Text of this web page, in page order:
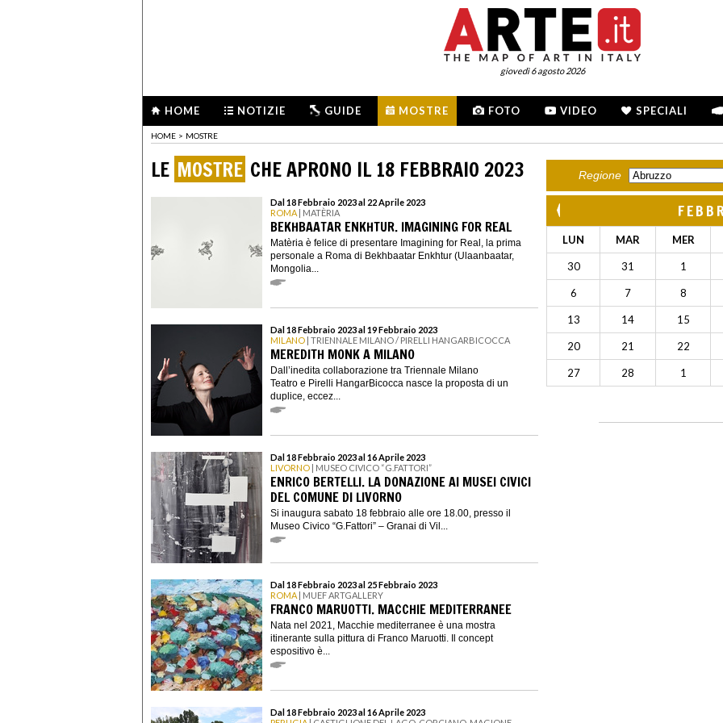
giovedì 6 agosto 2026
HOME NOTIZIE GUIDE MOSTRE FOTO VIDEO SPECIALI
HOME > MOSTRE
LE MOSTRE CHE APRONO IL 18 FEBBRAIO 2023
Dal 18 Febbraio 2023 al 22 Aprile 2023
ROMA | MATÈRIA
BEKHBAATAR ENKHTUR. IMAGINING FOR REAL
Matèria è felice di presentare Imagining for Real, la prima
personale a Roma di Bekhbaatar Enkhtur (Ulaanbaatar,
Mongolia...
Dal 18 Febbraio 2023 al 19 Febbraio 2023
MILANO | TRIENNALE MILANO / PIRELLI HANGARBICOCCA
MEREDITH MONK A MILANO
Dall’inedita collaborazione tra Triennale Milano
Teatro e Pirelli HangarBicocca nasce la proposta di un
duplice, eccez...
Dal 18 Febbraio 2023 al 16 Aprile 2023
LIVORNO | MUSEO CIVICO “G.FATTORI”
ENRICO BERTELLI. LA DONAZIONE AI MUSEI CIVICI
DEL COMUNE DI LIVORNO
Si inaugura sabato 18 febbraio alle ore 18.00, presso il
Museo Civico “G.Fattori” – Granai di Vil...
Dal 18 Febbraio 2023 al 25 Febbraio 2023
ROMA | MUEF ARTGALLERY
FRANCO MARUOTTI. MACCHIE MEDITERRANEE
Nata nel 2021, Macchie mediterranee è una mostra
itinerante sulla pittura di Franco Maruotti. Il concept
espositivo è...
Dal 18 Febbraio 2023 al 16 Aprile 2023
Regione
LUN MAR MER
30 31 1
6 7 8
13 14 15
20 21 22
27 28 1